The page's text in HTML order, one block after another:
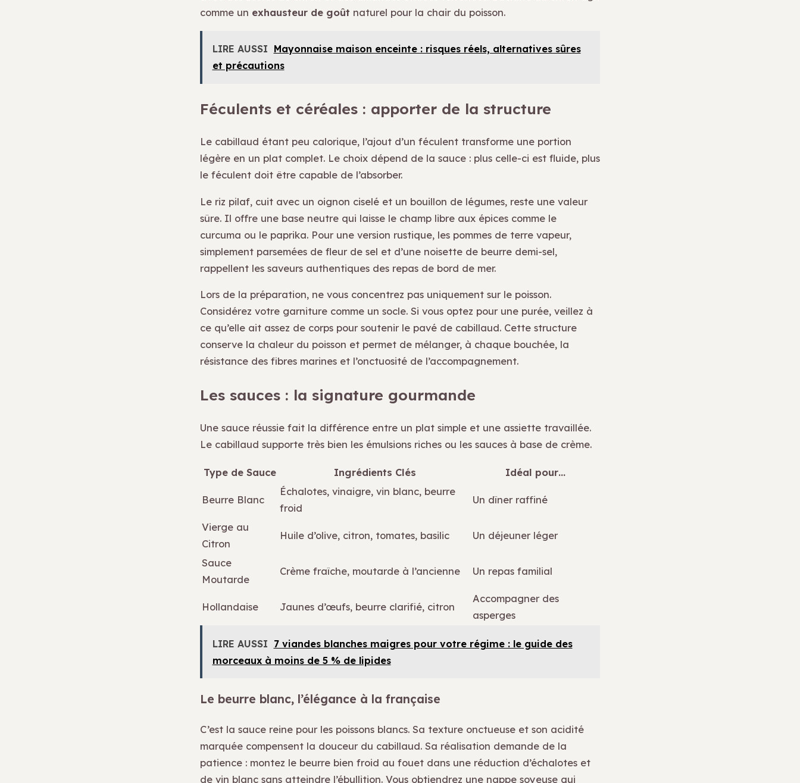
comme un exhausteur de goût naturel pour la chair du poisson.
LIRE AUSSI Mayonnaise maison enceinte : risques réels, alternatives sûres
et précautions
Féculents et céréales : apporter de la structure
Le cabillaud étant peu calorique, l’ajout d’un féculent transforme une portion
légère en un plat complet. Le choix dépend de la sauce : plus celle-ci est fluide, plus
le féculent doit être capable de l’absorber.
Le riz pilaf, cuit avec un oignon ciselé et un bouillon de légumes, reste une valeur
sûre. Il offre une base neutre qui laisse le champ libre aux épices comme le
curcuma ou le paprika. Pour une version rustique, les pommes de terre vapeur,
simplement parsemées de fleur de sel et d’une noisette de beurre demi-sel,
rappellent les saveurs authentiques des repas de bord de mer.
Lors de la préparation, ne vous concentrez pas uniquement sur le poisson.
Considérez votre garniture comme un socle. Si vous optez pour une purée, veillez à
ce qu’elle ait assez de corps pour soutenir le pavé de cabillaud. Cette structure
conserve la chaleur du poisson et permet de mélanger, à chaque bouchée, la
résistance des fibres marines et l’onctuosité de l’accompagnement.
Les sauces : la signature gourmande
Une sauce réussie fait la différence entre un plat simple et une assiette travaillée.
Le cabillaud supporte très bien les émulsions riches ou les sauces à base de crème.
Type de Sauce Ingrédients Clés Idéal pour…
Beurre Blanc
Échalotes, vinaigre, vin blanc, beurre
froid
Un dîner raffiné
Vierge au
Citron
Huile d’olive, citron, tomates, basilic Un déjeuner léger
Sauce
Moutarde
Crème fraîche, moutarde à l’ancienne Un repas familial
Hollandaise Jaunes d’œufs, beurre clarifié, citron
Accompagner des
asperges
LIRE AUSSI 7 viandes blanches maigres pour votre régime : le guide des
morceaux à moins de 5 % de lipides
Le beurre blanc, l’élégance à la française
C’est la sauce reine pour les poissons blancs. Sa texture onctueuse et son acidité
marquée compensent la douceur du cabillaud. Sa réalisation demande de la
patience : montez le beurre bien froid au fouet dans une réduction d’échalotes et
de vin blanc sans atteindre l’ébullition. Vous obtiendrez une nappe soyeuse qui